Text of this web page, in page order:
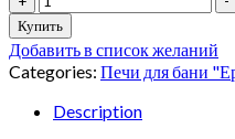
печь
для
бани
Ермак
24
Купить
Добавить в список желаний
Categories: Печи для бани
Description